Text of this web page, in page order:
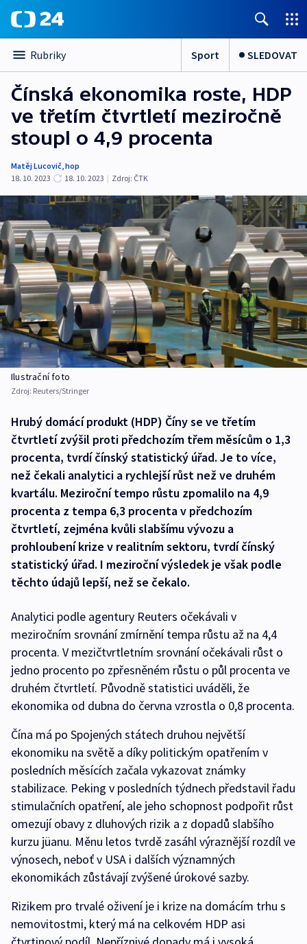
Rubriky Sport SLEDOVAT
Čínská ekonomika roste, HDP
ve třetím čtvrtletí meziročně
stoupl o 4,9 procenta
Matěj Lucovič,hop
18. 10. 2023
18. 10. 2023 | Zdroj: ČTK
Ilustrační foto
Zdroj: Reuters/Stringer
Hrubý domácí produkt (HDP) Číny se ve třetím
čtvrtletí zvýšil proti předchozím třem měsícům o 1,3
procenta, tvrdí čínský statistický úřad. Je to více,
než čekali analytici a rychlejší růst než ve druhém
kvartálu. Meziroční tempo růstu zpomalilo na 4,9
procenta z tempa 6,3 procenta v předchozím
čtvrtletí, zejména kvůli slabšímu vývozu a
prohloubení krize v realitním sektoru, tvrdí čínský
statistický úřad. I meziroční výsledek je však podle
těchto údajů lepší, než se čekalo.
Analytici podle agentury Reuters očekávali v
meziročním srovnání zmírnění tempa růstu až na 4,4
procenta. V mezičtvrtletním srovnání očekávali růst o
jedno procento po zpřesněném růstu o půl procenta ve
druhém čtvrtletí. Původně statistici uváděli, že
ekonomika od dubna do června vzrostla o 0,8 procenta.
Čína má po Spojených státech druhou největší
ekonomiku na světě a díky politickým opatřením v
posledních měsících začala vykazovat známky
stabilizace. Peking v posledních týdnech představil řadu
stimulačních opatření, ale jeho schopnost podpořit růst
omezují obavy z dluhových rizik a z dopadů slabšího
kurzu jüanu. Měnu letos tvrdě zasáhl výraznější rozdíl ve
výnosech, neboť v USA i dalších významných
ekonomikách zůstávají zvýšené úrokové sazby.
Rizikem pro trvalé oživení je i krize na domácím trhu s
nemovitostmi, který má na celkovém HDP asi